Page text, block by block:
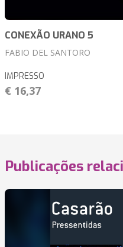
CONEXÃO URANO 5
FABIO DEL SANTORO
IMPRESSO
€ 16,37
Publicações